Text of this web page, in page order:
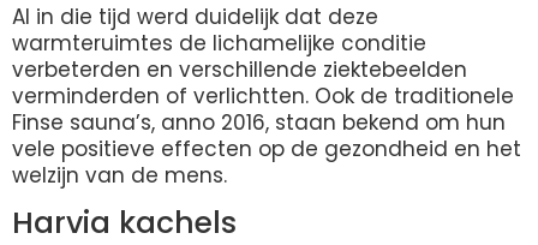
Al in die tijd werd duidelijk dat deze
warmteruimtes de lichamelijke conditie
verbeterden en verschillende ziektebeelden
verminderden of verlichtten. Ook de traditionele
Finse sauna’s, anno 2016, staan bekend om hun
vele positieve effecten op de gezondheid en het
welzijn van de mens.
Harvia kachels